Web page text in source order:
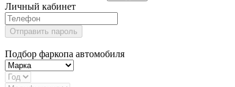
Личный кабинет
Отправить пароль
Подбор фаркопа автомобиля